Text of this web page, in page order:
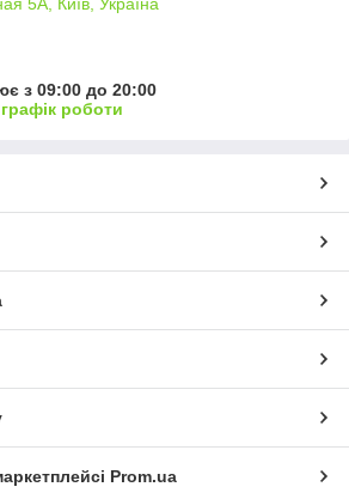
5А, Київ, Україна
з 09:00 до 20:00
роботи
Prom.ua